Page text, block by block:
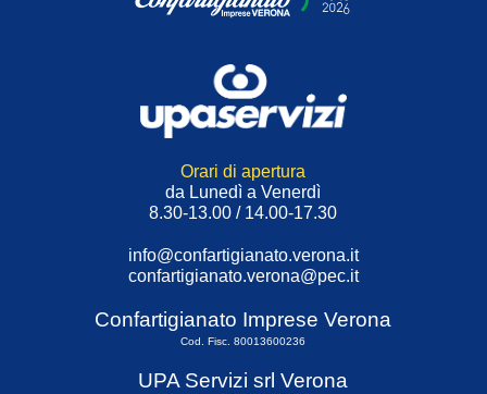
Orari di apertura
da Lunedì a Venerdì
8.30-13.00 / 14.00-17.30
info@confartigianato.verona.it
confartigianato.verona@pec.it
Confartigianato Imprese Verona
Cod. Fisc. 80013600236
UPA Servizi srl Verona